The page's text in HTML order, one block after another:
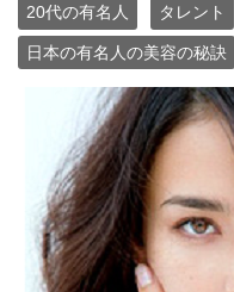
20代の有名人 タレント
日本の有名人の美容の秘訣